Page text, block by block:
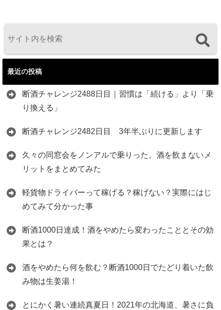
最近の投稿
断酒チャレンジ2488日目｜習慣は「続ける」より「乗
り換える」
断酒チャレンジ2482日目 3年半ぶりに更新します
久々の同窓会をノンアルで乗りった。酒を飲まないメ
リットをまとめてみた
軽貨物ドライバーって稼げる？稼げない？実際にはじ
めてみて分かった事
断酒1000日達成！酒をやめたら変わったこととその効
果とは？
酒をやめたら何を飲む？断酒1000日でたどり着いた飲
み物は生姜湯！
とにかく暑い連続真夏日！2021年の北海道、暑さに負